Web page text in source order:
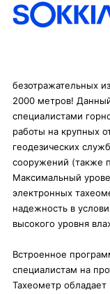
безотражательных
2000 метров!
специалистами
работы на крупных
геодезических
сооружений (также
Максимальный
электронных
надежность в
высокого уровня
Встроенное
специалистам на
Тахеометр